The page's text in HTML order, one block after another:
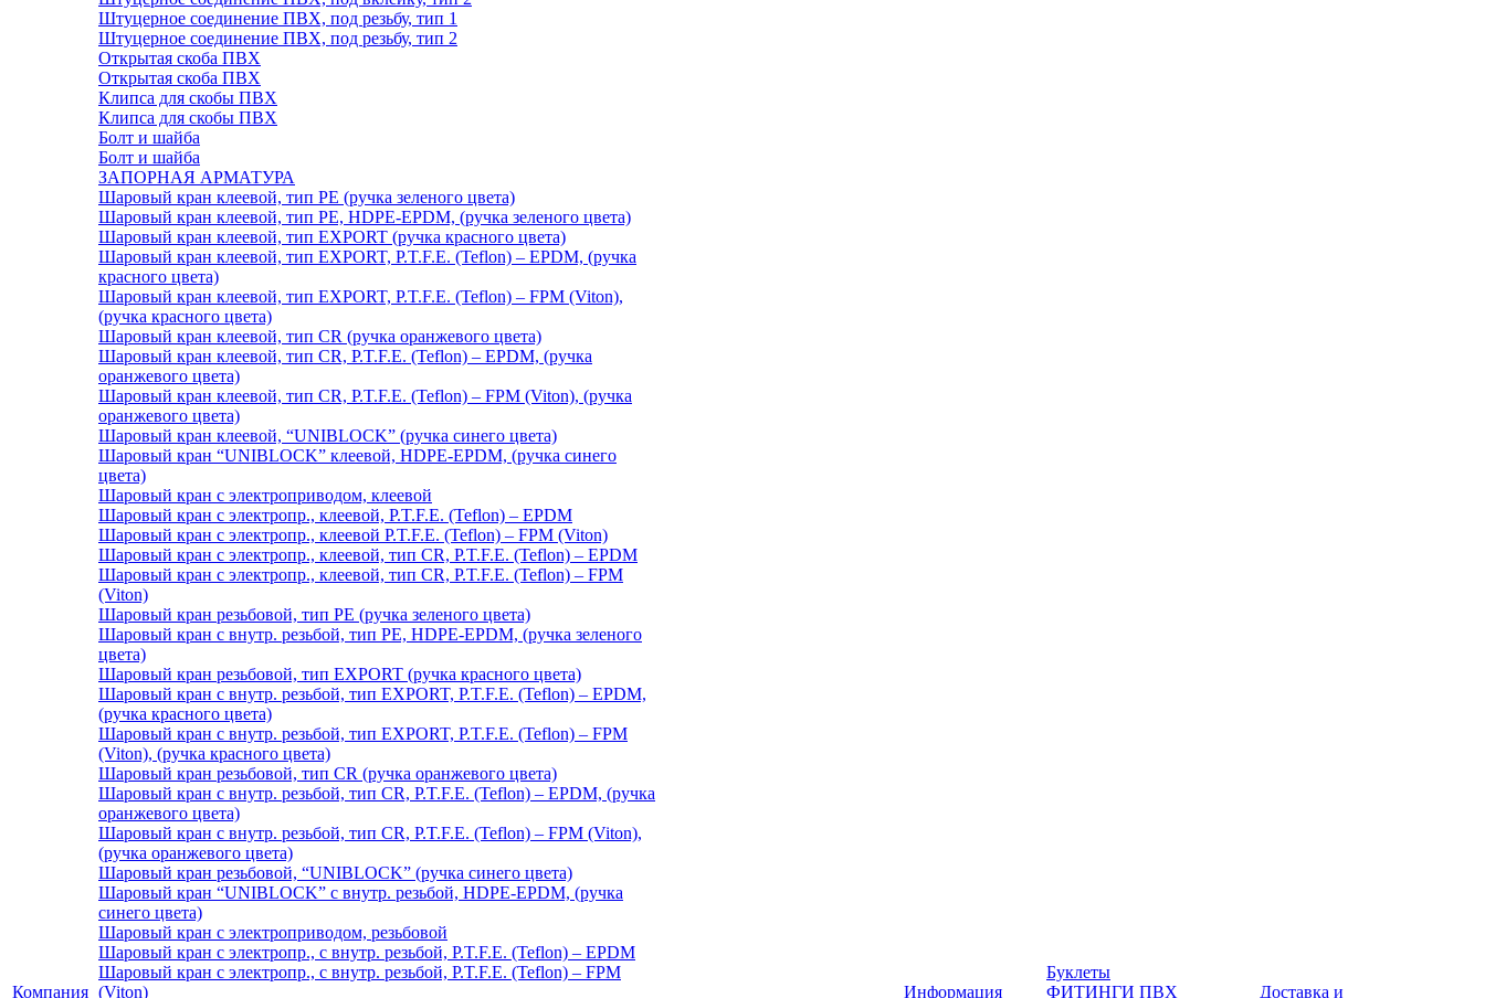
Компания
Штуцерное соединение ПВХ, под резьбу, тип 1
Штуцерное соединение ПВХ, под резьбу, тип 2
Открытая скоба ПВХ
Открытая скоба ПВХ
Клипса для скобы ПВХ
Клипса для скобы ПВХ
Болт и шайба
Болт и шайба
ЗАПОРНАЯ АРМАТУРА
Шаровый кран клеевой, тип PE (ручка зеленого цвета)
Шаровый кран клеевой, тип PE, HDPE-EPDM, (ручка зеленого цвета)
Шаровый кран клеевой, тип EXPORT (ручка красного цвета)
Шаровый кран клеевой, тип EXPORT, P.T.F.E. (Teflon) – EPDM, (ручка
красного цвета)
Шаровый кран клеевой, тип EXPORT, P.T.F.E. (Teflon) – FPM (Viton),
(ручка красного цвета)
Шаровый кран клеевой, тип CR (ручка оранжевого цвета)
Шаровый кран клеевой, тип CR, P.T.F.E. (Teflon) – EPDM, (ручка
оранжевого цвета)
Шаровый кран клеевой, тип CR, P.T.F.E. (Teflon) – FPM (Viton), (ручка
оранжевого цвета)
Шаровый кран клеевой, “UNIBLOCK” (ручка синего цвета)
Шаровый кран “UNIBLOCK” клеевой, HDPE-EPDM, (ручка синего
цвета)
Шаровый кран с электроприводом, клеевой
Шаровый кран с электропр., клеевой, P.T.F.E. (Teflon) – EPDM
Шаровый кран с электропр., клеевой P.T.F.E. (Teflon) – FPM (Viton)
Шаровый кран с электропр., клеевой, тип CR, P.T.F.E. (Teflon) – EPDM
Шаровый кран с электропр., клеевой, тип CR, P.T.F.E. (Teflon) – FPM
(Viton)
Шаровый кран резьбовой, тип PE (ручка зеленого цвета)
Шаровый кран с внутр. резьбой, тип PE, HDPE-EPDM, (ручка зеленого
цвета)
Шаровый кран резьбовой, тип EXPORT (ручка красного цвета)
Шаровый кран с внутр. резьбой, тип EXPORT, P.T.F.E. (Teflon) – EPDM,
(ручка красного цвета)
Шаровый кран с внутр. резьбой, тип EXPORT, P.T.F.E. (Teflon) – FPM
(Viton), (ручка красного цвета)
Шаровый кран резьбовой, тип CR (ручка оранжевого цвета)
Шаровый кран с внутр. резьбой, тип CR, P.T.F.E. (Teflon) – EPDM, (ручка
оранжевого цвета)
Шаровый кран с внутр. резьбой, тип CR, P.T.F.E. (Teflon) – FPM (Viton),
(ручка оранжевого цвета)
Шаровый кран резьбовой, “UNIBLOCK” (ручка синего цвета)
Шаровый кран “UNIBLOCK” с внутр. резьбой, HDPE-EPDM, (ручка
синего цвета)
Шаровый кран с электроприводом, резьбовой
Шаровый кран с электропр., с внутр. резьбой, P.T.F.E. (Teflon) – EPDM
Шаровый кран с электропр., с внутр. резьбой, P.T.F.E. (Teflon) – FPM
(Viton)
Информация
Буклеты
ФИТИНГИ ПВХ
Доставка и